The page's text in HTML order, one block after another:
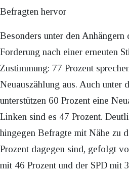
Befragten hervor
Besonders unter den
Forderung nach einer erneuten
Zustimmung: 77 Prozent
Neuauszählung aus. Auch unter
unterstützen 60 Prozent eine
Linken sind es 47 Prozent.
hingegen Befragte mit Nähe zu
Prozent dagegen sind, gefolgt
mit 46 Prozent und der SPD mit